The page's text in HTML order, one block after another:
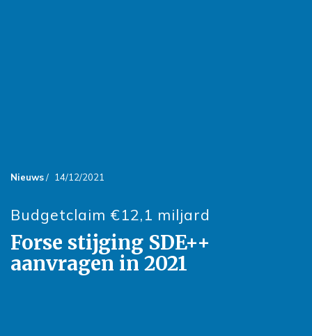
Nieuws/ 14/12/2021
Budgetclaim €12,1 miljard
Forse stijging SDE++
aanvragen in 2021